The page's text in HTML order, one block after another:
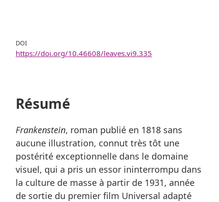
DOI
https://doi.org/10.46608/leaves.vi9.335
Résumé
Frankenstein, roman publié en 1818 sans
aucune illustration, connut très tôt une
postérité exceptionnelle dans le domaine
visuel, qui a pris un essor ininterrompu dans
la culture de masse à partir de 1931, année
de sortie du premier film Universal adapté